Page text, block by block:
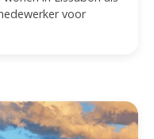
voor